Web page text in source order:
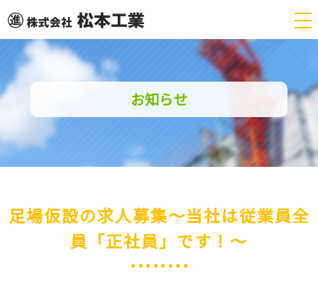
お知らせ
足場仮設の求人募集～当社は従業員全
員「正社員」です！～